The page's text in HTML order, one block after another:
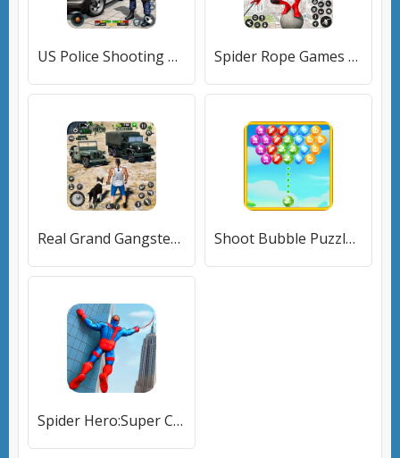
US Police Shooting Crime City [МОД Unlocked] APK Android Spider Rope Games - Crime Hero [МОД Бесконечные монеты] APK Android
Real Grand Gangster Crime City (Реал Гранд Гангстер Крайм Сити) [МОД Бесконечные монеты] APK Android Shoot Bubble Puzzle (Шут Бабл Пазл) [МОД Бесконечные монеты] APK Android
Spider Hero:Super City Hero (пайдер Хиро) [МОД Все открыто] APK Android